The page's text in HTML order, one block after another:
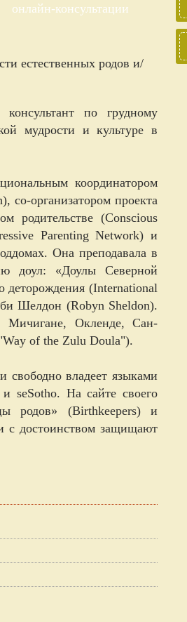
онлайн-консультации
естественных родов и/
по грудному
мудрости и культуре в
координатором
со-организатором проекта
родительстве (Conscious
Parenting Network) и
Она преподавала в
доул: «Доулы Северной
(International
Шелдон (Robyn Sheldon).
Мичигане, Окленде, Сан-
of the Zulu Doula").
свободно владеет языками
seSotho. На сайте своего
родов» (Birthkeepers) и
с достоинством защищают